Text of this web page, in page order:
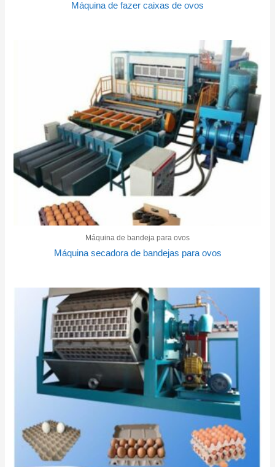
Máquina de fazer caixas de ovos
Máquina de bandeja para ovos
Máquina secadora de bandejas para ovos